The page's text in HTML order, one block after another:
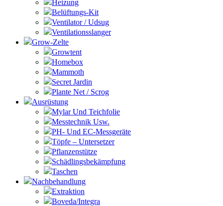
Heizung
Belüftungs-Kit
Ventilator / Udsug
Ventilationsslanger
Grow-Zelte
Growtent
Homebox
Mammoth
Secret Jardin
Plante Net / Scrog
Ausrüstung
Mylar Und Teichfolie
Messtechnik Usw.
PH- Und EC-Messgeräte
Töpfe – Untersetzer
Pflanzenstütze
Schädlingsbekämpfung
Taschen
Nachbehandlung
Extraktion
Boveda/Integra